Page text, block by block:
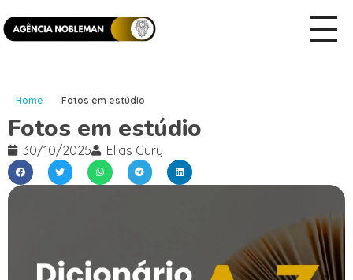
Home Fotos em estúdio
Fotos em estúdio
30/10/2025 Elias Cury